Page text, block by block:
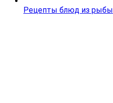
Рецепты блюд из рыбы